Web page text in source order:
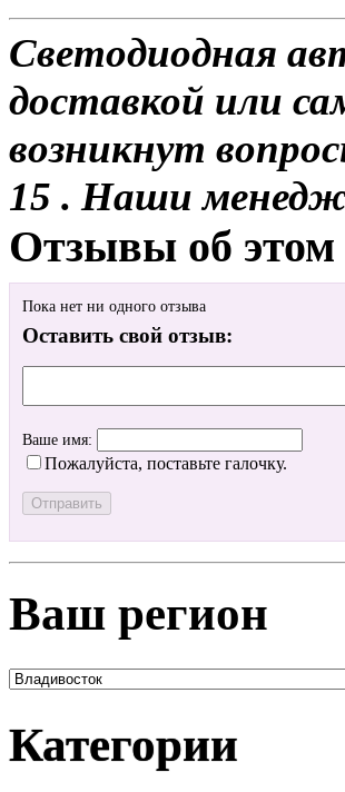
Светодиодная
доставкой или
возникнут
15 . Наши
Отзывы об этом
Пока нет ни одного отзыва
Оставить свой отзыв:
Ваше имя:
Пожалуйста, поставьте галочку.
Ваш регион
Категории